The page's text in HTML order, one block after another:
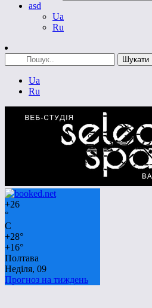
asd
Ua
Ru
Ua
Ru
+26
°
C
+28°
+16°
Полтава
Неділя, 09
Прогноз на тиждень